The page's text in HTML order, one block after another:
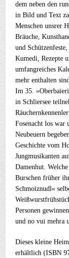
dem neben den
in Bild und Text
Menschen unsrer
Bräuche,
und
Kumedi, Rezepte
umfangreiches
mehr enthalten
Im 35.
in Schliersee
Fosenacht los
Neubeuern
Geschichte vom
Jungmusikanten
Damenhut.
Burschen früher
Schmoiznudl«
Personen
und no vui mehra
Dieses kleine
erhältlich (ISBN